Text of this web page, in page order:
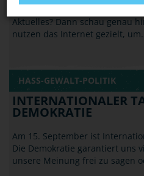
Aktuelles? Dann schau genau
nutzen das Internet gezielt,
HASS-GEWALT-POLITIK
INTERNATIONALER
DEMOKRATIE
Am 15. September ist
Die Demokratie garantiert uns
unsere Meinung frei zu sagen